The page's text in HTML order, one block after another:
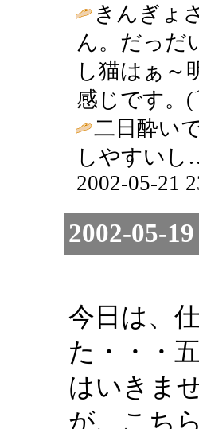
きんぎょ
ん。だっだ
し猫はぁ～
感じです
二日酔い
しやすい
2002-05-21
2002-05-
今日は、
た・・・
はいきま
が、こち